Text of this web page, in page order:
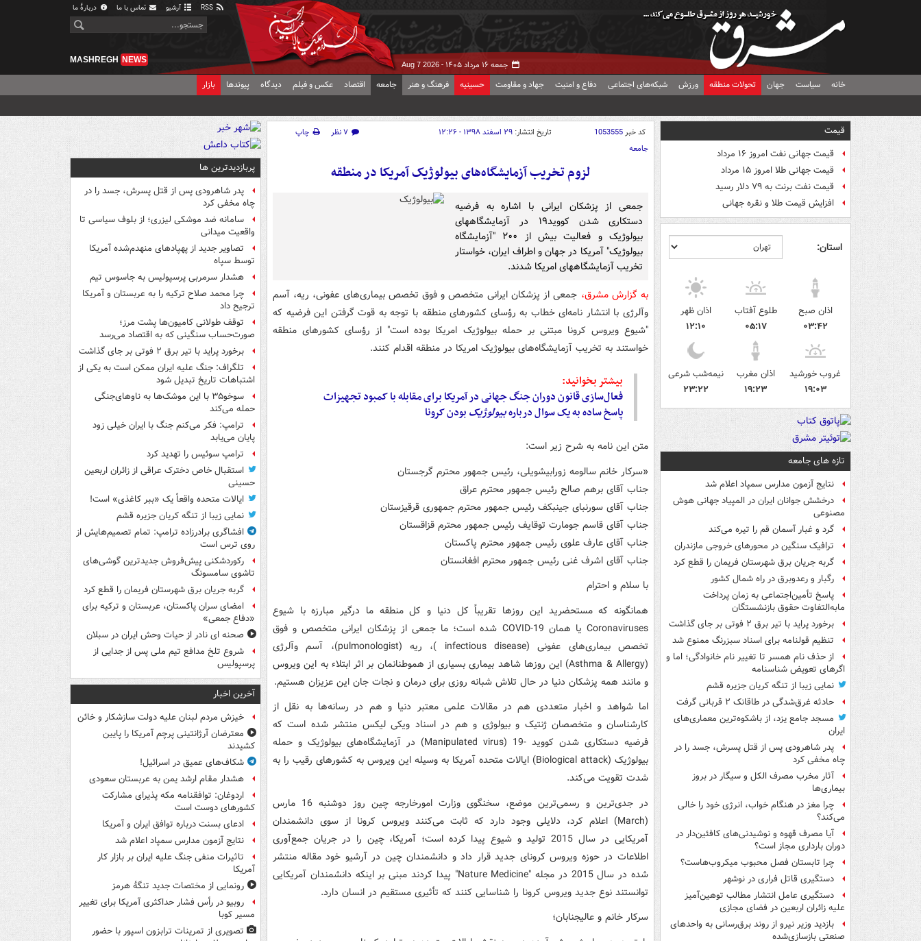
آرشیو تماس با ما دربارهٔ ما
جمعه ۱۶ مرداد ۱۴۰۵ - Aug 7 2026
MASHREGH NEWS
خانه سیاست جهان تحولات منطقه ورزش شبکه‌های اجتماعی دفاع و امنیت جهاد و مقاومت حسینیه فرهنگ و هنر جامعه اقتصاد عکس و فیلم دیدگاه پیوندها بازار
قیمت
قیمت جهانی نفت امروز ۱۶ مرداد
قیمت جهانی طلا امروز ۱۵ مرداد
قیمت نفت برنت به ۷۹ دلار رسید
افزایش قیمت طلا و نقره جهانی
استان:
اذان صبح
۰۳:۴۲
طلوع آفتاب
۰۵:۱۷
اذان ظهر
۱۲:۱۰
غروب خورشید
۱۹:۰۳
اذان مغرب
۱۹:۲۳
نیمه‌شب شرعی
۲۳:۲۲
تازه های جامعه
نتایج آزمون مدارس سمپاد اعلام شد
درخشش جوانان ایران در المپیاد جهانی هوش
مصنوعی
گرد و غبار آسمان قم را تیره می‌کند
ترافیک سنگین در محورهای خروجی مازندران
گربه جریان برق شهرستان فریمان را قطع کرد
رگبار و رعدوبرق در راه شمال کشور
پاسخ تأمین‌اجتماعی به زمان پرداخت
مابه‌التفاوت حقوق بازنشستگان
برخورد پراید با تیر برق ۲ فوتی بر جای گذاشت
تنظیم قولنامه برای اسناد سبزرنگ ممنوع شد
از حذف نام همسر تا تغییر نام خانوادگی؛ اما و
اگرهای تعویض شناسنامه
نمایی زیبا از تنگه کریان جزیره قشم
حادثه غرق‌شدگی در طاقانک ۲ قربانی گرفت
مسجد جامع یزد، از باشکوه‌ترین معماری‌های
ایران
پدر شاهرودی پس از قتل پسرش، جسد را در
چاه مخفی کرد
آثار مخرب مصرف الکل و سیگار در بروز
بیماری‌ها
چرا مغز در هنگام خواب، انرژی خود را خالی
می‌کند؟
آیا مصرف قهوه و نوشیدنی‌های کافئین‌دار در
دوران بارداری مجاز است؟
چرا تابستان فصل محبوب میکروب‌هاست؟
دستگیری قاتل فراری در نوشهر
دستگیری عامل انتشار مطالب توهین‌آمیز
علیه زائران اربعین در فضای مجازی
بازدید وزیر نیرو از روند برق‌رسانی به واحدهای
صنعتی بازسازی‌شده
کد خبر1053555 تاریخ انتشار: ۲۹ اسفند ۱۳۹۸ - ۱۲:۲۶ ۷ نظر
چاپ
جامعه
لزوم تخریب آزمایشگاه‌های بیولوژیک آمریکا در منطقه
جمعی از پزشکان ایرانی با اشاره به فرضیه
دستکاری شدن کووید۱۹ در آزمایشگاههای
بیولوژیک و فعالیت بیش از ۲۰۰ "آزمایشگاه
بیولوژیک" آمریکا در جهان و اطراف ایران، خواستار
تخریب آزمایشگاههای امریکا شدند.
به گزارش مشرق، جمعی از پزشکان ایرانی متخصص و فوق تخصص بیماری‌های عفونی، ریه، آسم
وآلرژی با انتشار نامه‌ای خطاب به رؤسای کشورهای منطقه با توجه به قوت گرفتن این فرضیه که
"شیوع ویروس کرونا مبتنی بر حمله بیولوژیک امریکا بوده است" از رؤسای کشورهای منطقه
خواستند به تخریب آزمایشگاه‌های بیولوژیک امریکا در منطقه اقدام کنند.
بیشتر بخوانید:
فعال‌سازی قانون دوران جنگ جهانی در آمریکا برای مقابله با کمبود تجهیزات
پاسخ ساده به یک سوال دربارهبیولوژیکبودن کرونا
متن این نامه به شرح زیر است:
«سرکار خانم سالومه زورابیشویلی، رئیس جمهور محترم گرجستان
جناب آقای برهم صالح رئیس جمهور محترم عراق
جناب آقای سورنبای جینبکف رئیس جمهور محترم جمهوری قرقیزستان
جناب آقای قاسم جومارت توقایف رئیس جمهور محترم قزاقستان
جناب آقای عارف علوی رئیس جمهور محترم پاکستان
جناب آقای اشرف غنی رئیس جمهور محترم افغانستان
با سلام و احترام
همانگونه که مستحضرید این روزها تقریباً کل دنیا و کل منطقه ما درگیر مبارزه با شیوع
Coronaviruses یا همان 19-COVID شده است؛ ما جمعی از پزشکان ایرانی متخصص و فوق
تخصص بیماری‌های عفونی (infectious disease )، ریه (pulmonologist)، آسم وآلرژی
(Asthma & Allergy) این روزها شاهد بیماری بسیاری از هموطنانمان بر اثر ابتلاء به این ویروس
و مانند همه پزشکان دنیا در حال تلاش شبانه روزی برای درمان و نجات جان این عزیزان هستیم.
اما شواهد و اخبار متعددی هم در مقالات علمی معتبر دنیا و هم در رسانه‌ها به نقل از
کارشناسان و متخصصان ژنتیک و بیولوژی و هم در اسناد ویکی لیکس منتشر شده است که
فرضیه دستکاری شدن کووید -19 (Manipulated virus) در آزمایشگاه‌های بیولوژیک و حمله
بیولوژیک (Biological attack) ایالات متحده آمریکا به وسیله این ویروس به کشورهای رقیب را به
شدت تقویت می‌کند.
در جدی‌ترین و رسمی‌ترین موضع، سخنگوی وزارت امورخارجه چین روز دوشنبه 16 مارس
(March) اعلام کرد، دلایلی وجود دارد که ثابت می‌کنند ویروس کرونا از سوی دانشمندان
آمریکایی در سال 2015 تولید و شیوع پیدا کرده است؛ آمریکا، چین را در جریان جمع‌آوری
اطلاعات در حوزه ویروس کرونای جدید قرار داد و دانشمندان چین در آرشیو خود مقاله منتشر
شده در سال 2015 در مجله "Nature Medicine" پیدا کردند مبنی بر اینکه دانشمندان آمریکایی
توانستند نوع جدید ویروس کرونا را شناسایی کنند که تأثیری مستقیم در انسان دارد.
سرکار خانم و عالیجنابان؛
پربازدیدترین ها
پدر شاهرودی پس از قتل پسرش، جسد را در
چاه مخفی کرد
سامانه ضد موشکی لیزری؛ از بلوف سیاسی تا
واقعیت میدانی
تصاویر جدید از پهپادهای منهدم‌شده آمریکا
توسط سپاه
هشدار سرمربی پرسپولیس به جاسوس تیم
چرا محمد صلاح ترکیه را به عربستان و آمریکا
ترجیح داد
توقف طولانی کامیون‌ها پشت مرز؛
صورت‌حساب سنگینی که به اقتصاد می‌رسد
برخورد پراید با تیر برق ۲ فوتی بر جای گذاشت
تلگراف: جنگ علیه ایران ممکن است به یکی از
اشتباهات تاریخ تبدیل شود
سوخو۳۵ با این موشک‌ها به ناوهای‌جنگی
حمله می‌کند
ترامپ: فکر می‌کنم جنگ با ایران خیلی زود
پایان می‌یابد
ترامپ سوئیس را تهدید کرد
استقبال خاص دخترک عراقی از زائران اربعین
حسینی
ایالات متحده واقعاً یک «ببر کاغذی» است!
نمایی زیبا از تنگه کریان جزیره قشم
افشاگری برادرزاده ترامپ: تمام تصمیم‌هایش از
روی ترس است
رکوردشکنی پیش‌فروش جدیدترین گوشی‌های
تاشوی سامسونگ
گربه جریان برق شهرستان فریمان را قطع کرد
امضای سران پاکستان، عربستان و ترکیه برای
«دفاع جمعی»
صحنه ای نادر از حیات وحش ایران در سبلان
شروع تلخ مدافع تیم ملی پس از جدایی از
پرسپولیس
آخرین اخبار
خیزش مردم لبنان علیه دولت سازشکار و خائن
معترضان آرژانتینی پرچم آمریکا را پایین
کشیدند
شکاف‌های عمیق در اسرائیل!
هشدار مقام ارشد یمن به عربستان سعودی
اردوغان: توافقنامه مکه پذیرای مشارکت
کشورهای دوست است
ادعای بسنت درباره توافق ایران و آمریکا
نتایج آزمون مدارس سمپاد اعلام شد
تاثیرات منفی جنگ علیه ایران بر بازار کار
آمریکا
رونمایی از مختصات جدید تنگۀ هرمز
روبیو در رأس فشار حداکثری آمریکا برای تغییر
مسیر کوبا
تصویری از تمرینات ترابزون اسپور با حضور